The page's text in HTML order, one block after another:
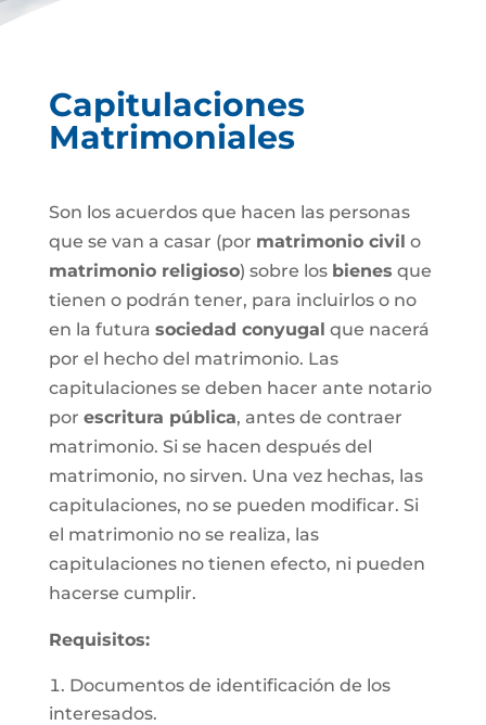
Capitulaciones
Matrimoniales
Son los acuerdos que hacen las personas
que se van a casar (por matrimonio civil o
matrimonio religioso) sobre los bienes que
tienen o podrán tener, para incluirlos o no
en la futura sociedad conyugal que nacerá
por el hecho del matrimonio. Las
capitulaciones se deben hacer ante notario
por escritura pública, antes de contraer
matrimonio. Si se hacen después del
matrimonio, no sirven. Una vez hechas, las
capitulaciones, no se pueden modificar. Si
el matrimonio no se realiza, las
capitulaciones no tienen efecto, ni pueden
hacerse cumplir.
Requisitos:
Documentos de identificación de los
interesados.